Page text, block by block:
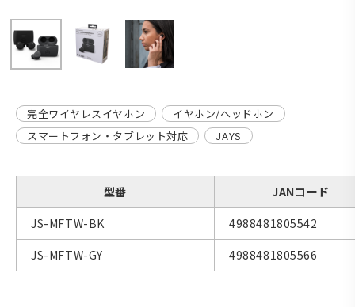
完全ワイヤレスイヤホン
イヤホン/ヘッドホン
スマートフォン・タブレット対応
JAYS
型番
JANコード
JS-MFTW-BK
4988481805542
JS-MFTW-GY
4988481805566